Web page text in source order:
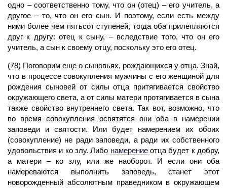
одно – соответственно тому, что он (отец) – его учитель, а
другое – то, что он его сын. И поэтому, если есть между
ними более чем пятьсот ступеней, тогда оба прилепляются
друг к другу: отец к сыну, – вследствие того, что он его
учитель, а сын к своему отцу, поскольку это его отец.
(78) Поговорим еще о сыновьях, рождающихся у отца. Знай,
что в процессе совокупления мужчины с его женщиной для
рождения сыновей от силы отца притягивается свойство
окружающего света, а от силы матери протягивается в сына
также свойство внутреннего света. Так вот, возможно, что
во время совокупления освятятся они оба в намерении
заповеди и святости. Или будет намерением их обоих
(совокупление) не ради заповеди, а ради их собственного
удовольствия и ко злу. Либо намерениеотца будет к добру,
а матери – ко злу, или же наоборот. И если они оба
намереваются выполнить заповедь, станет этот
новорожденный абсолютным праведником в окружающем